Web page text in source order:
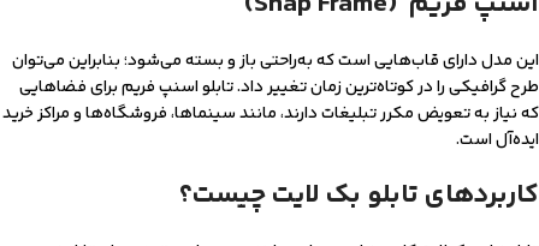
این مدل دارای قاب‌هایی است که به‌راحتی باز و بسته می‌شود؛ بنابراین می‌توان
طرح گرافیکی را در کوتاه‌ترین زمان تغییر داد. تابلو اسنپ فریم برای فضاهایی
که نیاز به تعویض مکرر تبلیغات دارند، مانند سینماها، فروشگاه‌ها و مراکز خرید
ایده‌آل است.
کاربردهای تابلو بک لایت چیست؟